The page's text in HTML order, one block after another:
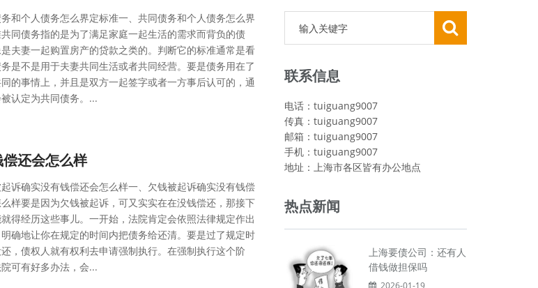
和个人债务怎么界定标准一、共同债务和个人债务怎么界
同债务指的是为了满足家庭一起生活的需求而背负的债
夫妻一起购置房产的贷款之类的。判断它的标准通常是看
是不是用于夫妻共同生活或者共同经营。要是债务用在了
的事情上，并且是双方一起签字或者一方事后认可的，通
认定为共同债务。...
还会怎么样
诉确实没有钱偿还会怎么样一、欠钱被起诉确实没有钱偿
样要是因为欠钱被起诉，可又实实在在没钱偿还，那接下
得经历这些事儿。一开始，法院肯定会依照法律规定作出
确地让你在规定的时间内把债务给还清。要是过了规定时
，债权人就有权利去申请强制执行。在强制执行这个阶
可有好多办法，会...
联系信息
电话：tuiguang9007
传真：tuiguang9007
邮箱：tuiguang9007
手机：tuiguang9007
地址：上海市各区皆有办公地点
热点新闻
上海要债公司：还有人
借钱做担保吗
2026-01-19